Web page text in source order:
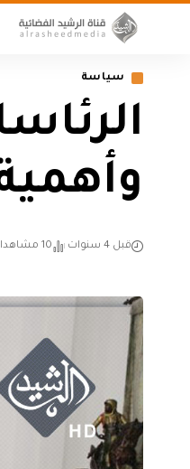
سياسة
قبل 4 سنوات 10 مشاهدات